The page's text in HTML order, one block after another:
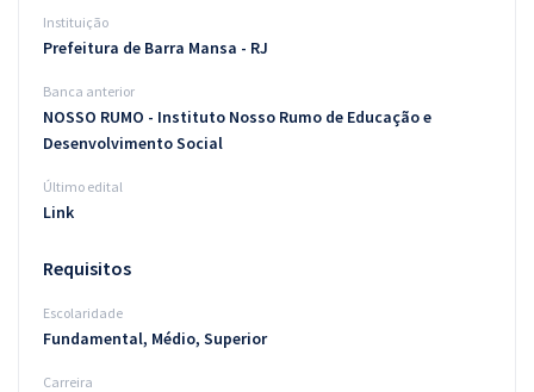
Blog
Atendimento
Instituição
Prefeitura de Barra Mansa - RJ
Banca anterior
NOSSO RUMO - Instituto Nosso Rumo de Educação e
Desenvolvimento Social
Último edital
Link
Requisitos
Escolaridade
Fundamental, Médio, Superior
Carreira